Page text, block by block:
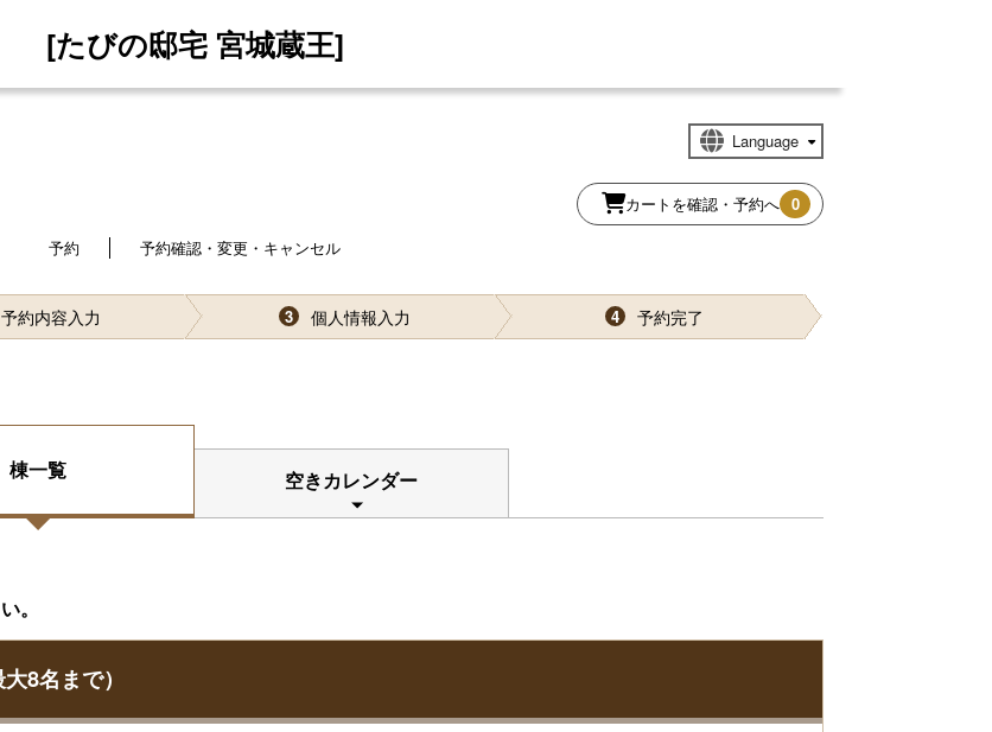
[たびの邸宅 宮城蔵王]
カートを確認・予約へ 0
予約
予約確認・変更・キャンセル
予約内容入力 3 個人情報入力 4 予約完了
棟一覧 空きカレンダー
。
8名まで）